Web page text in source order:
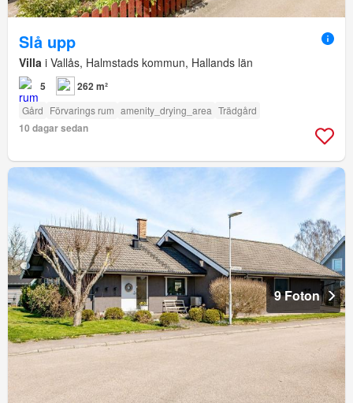
Slå upp
Villa i Vallås, Halmstads kommun, Hallands län
5 262 m²
Gård Förvarings rum amenity_drying_area Trädgård
10 dagar sedan
9 Foton